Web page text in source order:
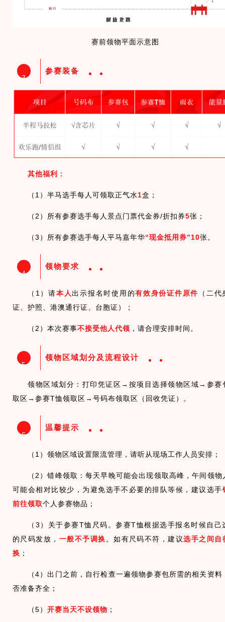
赛前领物平面示意图
3
参赛装备
其他福利 ：
（1）半马选手每人可领取正气水1盒；
（2）所有参赛选手每人景点门票代金券/折扣券5张；
（3）所有参赛选手每人平马嘉年华“现金抵用券”10张。
4
领物要求
（1）请本人出示报名时使用的有效身份证件原件
（二代
证、护照、港澳通行证、台胞证）；
（2）本次赛事不接受他人代领 ，请合理安排时间。
5
领物区域划分及流程设计
领物区域划分：打印凭证区→按项目选择领物区域→参赛
取区→参赛T恤领取区→号码布领取区（回收凭证）。
6
温馨提示
（1）领物区域设置限流管理，请听从现场工作人员安排；
（2）错峰领取：每天早晚可能会出现领取高峰，午间领物
可能会相对比较少，为避免选手不必要的排队等候，建议选手
前往领取个人参赛物品；
（3）关于参赛T恤尺码。参赛T恤根据选手报名时候自己
的尺码发放， 一般不予调换 。如有尺码不符，建议选手之间自
换 ；
（4）出门之前，自行检查一遍领物参赛包所需的相关资料
否准备齐全；
（5） 开赛当天不设领物 ；